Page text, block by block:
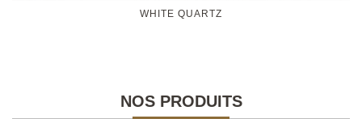
WHITE QUARTZ
NOS PRODUITS